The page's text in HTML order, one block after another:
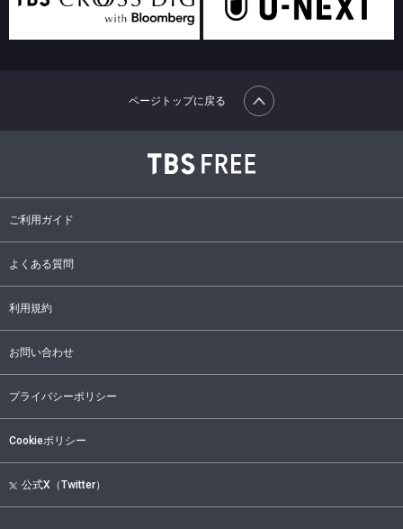
ご利用ガイド
よくある質問
利用規約
お問い合わせ
プライバシーポリシー
Cookieポリシー
公式X（Twitter）
ページトップに戻る